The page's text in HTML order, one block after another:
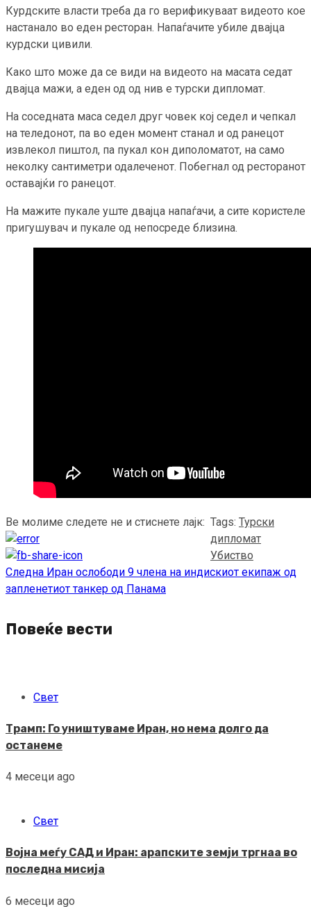
Курдските власти треба да го верификуваат видеото кое
настанало во еден ресторан. Напаѓачите убиле двајца
курдски цивили.
Како што може да се види на видеото на масата седат
двајца мажи, а еден од од нив е турски дипломат.
На соседната маса седел друг човек кој седел и чепкал
на теледонот, па во еден момент станал и од ранецот
извлекол пиштол, па пукал кон диполоматот, на само
неколку сантиметри одалеченот. Побегнал од ресторанот
оставајќи го ранецот.
На мажите пукале уште двајца напаѓачи, а сите користеле
пригушувач и пукале од непосреде близина.
Ве молиме следете не и стиснете лајк: Tags: Турски
дипломат
Убиство
Continue
Следна Иран ослободи 9 члена на индискиот екипаж од
запленетиот танкер од Панама
Повеќе вести
Свет
Трамп: Го уништуваме Иран, но нема долго да
останеме
4 месеци ago
Свет
Војна меѓу САД и Иран: арапските земји тргнаа во
последна мисија
6 месеци ago